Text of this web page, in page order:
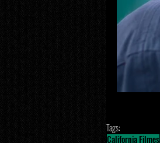
Tags:
California Filmes